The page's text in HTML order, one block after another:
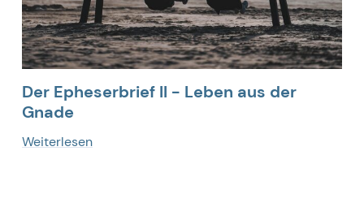
Der Epheserbrief II - Leben aus der
Gnade
Weiterlesen